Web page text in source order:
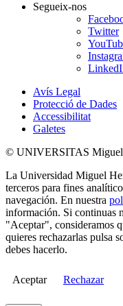
Segueix-nos
Twitter
Avís Legal
Protecció de Dades
Accessibilitat
Galetes
© UNIVERSITAS Miguel
La Universidad Miguel
terceros para fines
navegación. En nuestra
información. Si continuas
"Aceptar", consideramos
quieres rechazarlas pulsa
debes hacerlo.
Aceptar Rechazar